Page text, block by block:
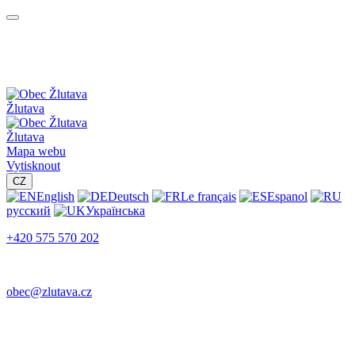
Žlutava
Žlutava
Mapa webu
Vytisknout
CZ
English Deutsch Le français
Espanol
русский
Українська
+420 575 570 202
obec@zlutava.cz